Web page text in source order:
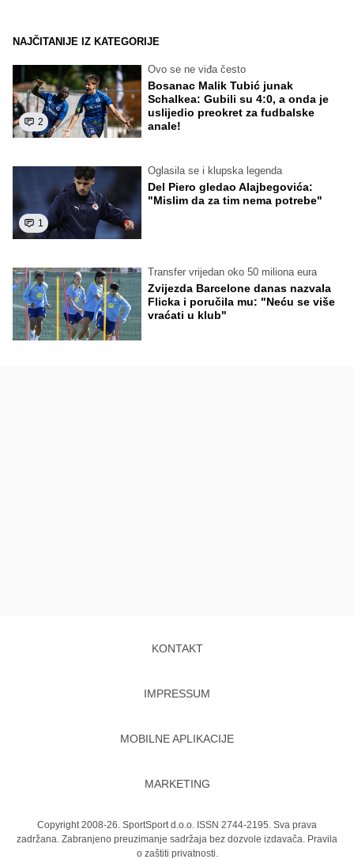
NAJČITANIJE IZ KATEGORIJE
2
Ovo se ne viđa često
Bosanac Malik Tubić junak
Schalkea: Gubili su 4:0, a onda je
uslijedio preokret za fudbalske
anale!
1
Oglasila se i klupska legenda
Del Piero gledao Alajbegovića:
"Mislim da za tim nema potrebe"
Transfer vrijedan oko 50 miliona eura
Zvijezda Barcelone danas nazvala
Flicka i poručila mu: "Neću se više
vraćati u klub"
KONTAKT
IMPRESSUM
MOBILNE APLIKACIJE
MARKETING
Copyright 2008-26. SportSport d.o.o. ISSN 2744-2195. Sva prava
zadržana. Zabranjeno preuzimanje sadržaja bez dozvole izdavača. Pravila
o zaštiti privatnosti.